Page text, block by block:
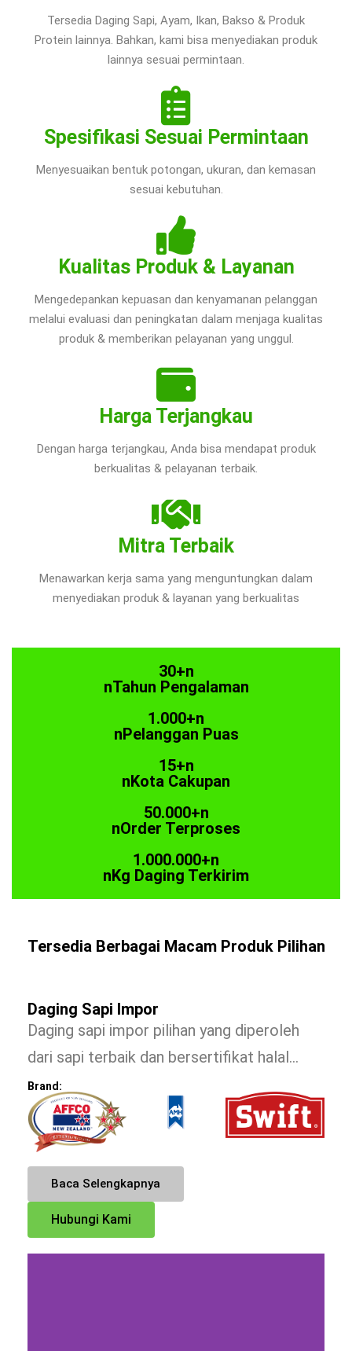
Tersedia Daging Sapi, Ayam, Ikan, Bakso & Produk
Protein lainnya. Bahkan, kami bisa menyediakan produk
lainnya sesuai permintaan.
Spesifikasi Sesuai Permintaan
Menyesuaikan bentuk potongan, ukuran, dan kemasan
sesuai kebutuhan.
Kualitas Produk & Layanan
Mengedepankan kepuasan dan kenyamanan pelanggan
melalui evaluasi dan peningkatan dalam menjaga kualitas
produk & memberikan pelayanan yang unggul.
Harga Terjangkau
Dengan harga terjangkau, Anda bisa mendapat produk
berkualitas & pelayanan terbaik.
Mitra Terbaik
Menawarkan kerja sama yang menguntungkan dalam
menyediakan produk & layanan yang berkualitas
30+n
nTahun Pengalaman
1.000+n
nPelanggan Puas
15+n
nKota Cakupan
50.000+n
nOrder Terproses
1.000.000+n
nKg Daging Terkirim
Tersedia Berbagai Macam Produk Pilihan
Daging Sapi Impor
Daging sapi impor pilihan yang diperoleh
dari sapi terbaik dan bersertifikat halal…
Brand:
Baca Selengkapnya
Hubungi Kami